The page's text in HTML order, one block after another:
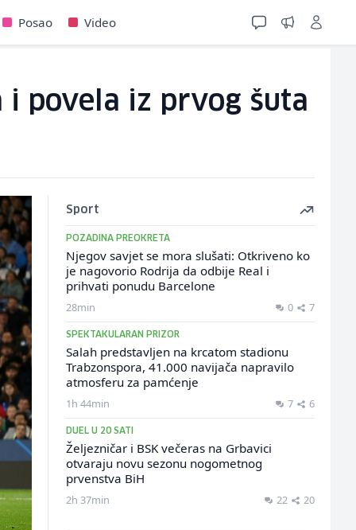
Posao Video
povela iz prvog šuta
Sport
POZADINA PREOKRETA
Njegov savjet se mora slušati: Otkriveno ko
je nagovorio Rodrija da odbije Real i
prihvati ponudu Barcelone
28min 0 7
SPEKTAKULARAN PRIZOR
Salah predstavljen na krcatom stadionu
Trabzonspora, 41.000 navijača napravilo
atmosferu za pamćenje
1h 44min 7 6
DUEL U 20 SATI
Željezničar i BSK večeras na Grbavici
otvaraju novu sezonu nogometnog
prvenstva BiH
2h 37min 22 20